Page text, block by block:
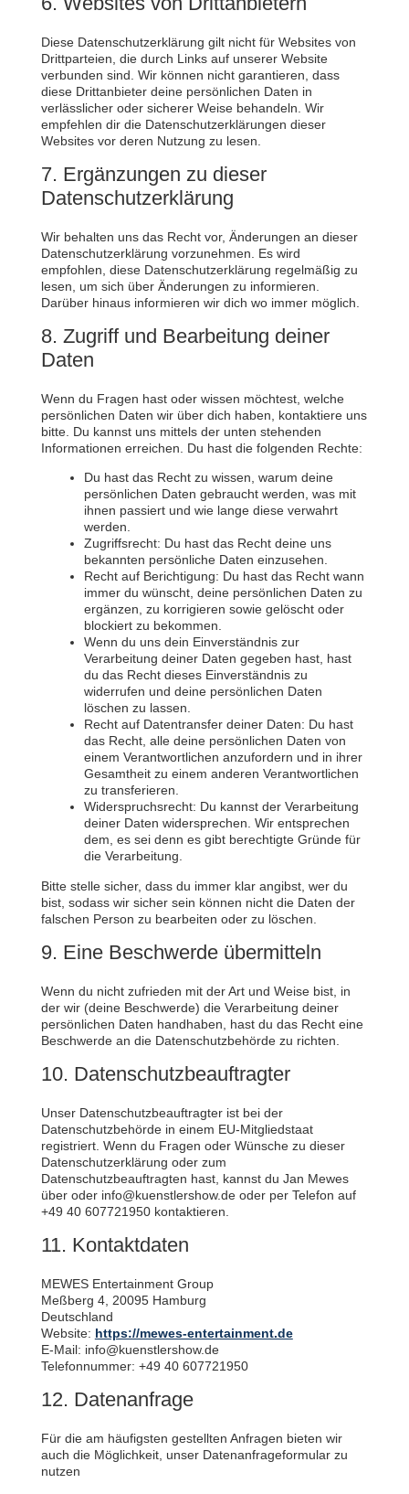
Diese Datenschutzerklärung gilt nicht für Websites von
Drittparteien, die durch Links auf unserer Website
verbunden sind. Wir können nicht garantieren, dass
diese Drittanbieter deine persönlichen Daten in
verlässlicher oder sicherer Weise behandeln. Wir
empfehlen dir die Datenschutzerklärungen dieser
Websites vor deren Nutzung zu lesen.
7. Ergänzungen zu dieser
Datenschutzerklärung
Wir behalten uns das Recht vor, Änderungen an dieser
Datenschutzerklärung vorzunehmen. Es wird
empfohlen, diese Datenschutzerklärung regelmäßig zu
lesen, um sich über Änderungen zu informieren.
Darüber hinaus informieren wir dich wo immer möglich.
8. Zugriff und Bearbeitung deiner
Daten
Wenn du Fragen hast oder wissen möchtest, welche
persönlichen Daten wir über dich haben, kontaktiere uns
bitte. Du kannst uns mittels der unten stehenden
Informationen erreichen. Du hast die folgenden Rechte:
Du hast das Recht zu wissen, warum deine
persönlichen Daten gebraucht werden, was mit
ihnen passiert und wie lange diese verwahrt
werden.
Zugriffsrecht: Du hast das Recht deine uns
bekannten persönliche Daten einzusehen.
Recht auf Berichtigung: Du hast das Recht wann
immer du wünscht, deine persönlichen Daten zu
ergänzen, zu korrigieren sowie gelöscht oder
blockiert zu bekommen.
Wenn du uns dein Einverständnis zur
Verarbeitung deiner Daten gegeben hast, hast
du das Recht dieses Einverständnis zu
widerrufen und deine persönlichen Daten
löschen zu lassen.
Recht auf Datentransfer deiner Daten: Du hast
das Recht, alle deine persönlichen Daten von
einem Verantwortlichen anzufordern und in ihrer
Gesamtheit zu einem anderen Verantwortlichen
zu transferieren.
Widerspruchsrecht: Du kannst der Verarbeitung
deiner Daten widersprechen. Wir entsprechen
dem, es sei denn es gibt berechtigte Gründe für
die Verarbeitung.
Bitte stelle sicher, dass du immer klar angibst, wer du
bist, sodass wir sicher sein können nicht die Daten der
falschen Person zu bearbeiten oder zu löschen.
9. Eine Beschwerde übermitteln
Wenn du nicht zufrieden mit der Art und Weise bist, in
der wir (deine Beschwerde) die Verarbeitung deiner
persönlichen Daten handhaben, hast du das Recht eine
Beschwerde an die Datenschutzbehörde zu richten.
10. Datenschutzbeauftragter
Unser Datenschutzbeauftragter ist bei der
Datenschutzbehörde in einem EU-Mitgliedstaat
registriert. Wenn du Fragen oder Wünsche zu dieser
Datenschutzerklärung oder zum
Datenschutzbeauftragten hast, kannst du Jan Mewes
über oder info@kuenstlershow.de oder per Telefon auf
+49 40 607721950 kontaktieren.
11. Kontaktdaten
MEWES Entertainment Group
Meßberg 4, 20095 Hamburg
Deutschland
Website: https://mewes-entertainment.de
E-Mail: info@kuenstlershow.de
Telefonnummer: +49 40 607721950
12. Datenanfrage
Für die am häufigsten gestellten Anfragen bieten wir
auch die Möglichkeit, unser Datenanfrageformular zu
nutzen